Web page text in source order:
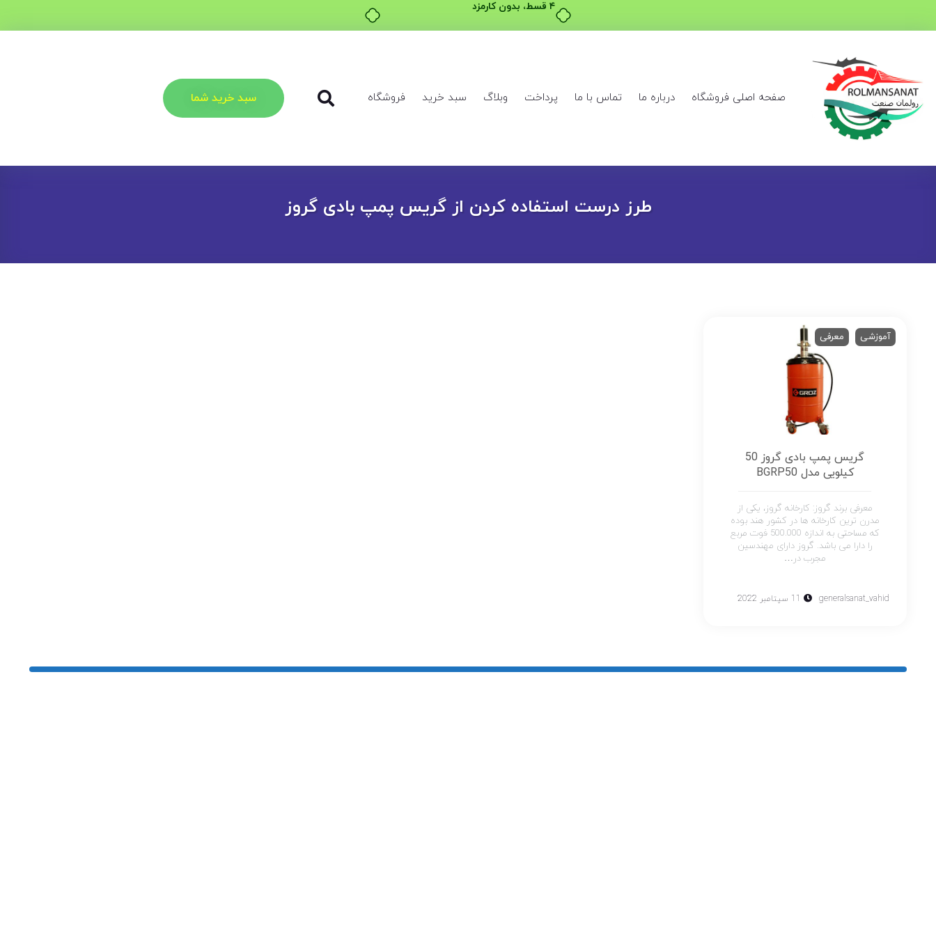
۴ قسط، بدون کارمزد
صفحه اصلی فروشگاه درباره ما تماس با ما پرداخت وبلاگ سبد خرید فروشگاه سبد خرید شما
طرز درست استفاده کردن از گریس پمپ بادی گروز
آموزشی معرفی
گریس پمپ بادی گروز 50
کیلویی مدل BGRP50
معرفی برند گروز: کارخانه گروز، یکی از
مدرن ترین کارخانه ها در کشور هند بوده
که مساحتی به اندازه 500.000 فوت مربع
را دارا می باشد. گروز دارای مهندسین
مجرب در…
generalsanat_vahid